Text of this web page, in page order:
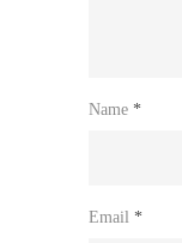
Name *
Email *